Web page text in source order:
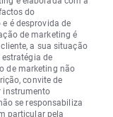
do
é desprovida de
de marketing é
a sua situação
de
de marketing não
convite de
instrumento
se responsabiliza
particular pela